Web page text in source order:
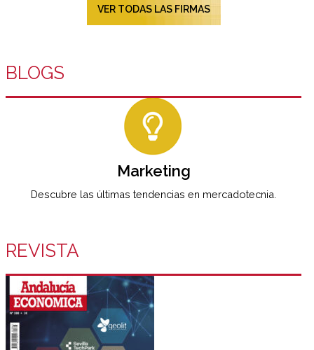
VER TODAS LAS FIRMAS
BLOGS
Marketing
Descubre las últimas tendencias en mercadotecnia.
REVISTA